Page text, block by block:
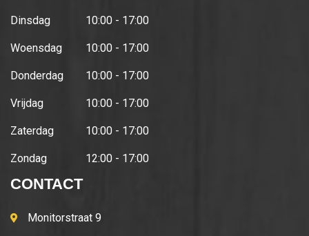
Dinsdag 10:00 - 17:00
Woensdag 10:00 - 17:00
Donderdag 10:00 - 17:00
Vrijdag 10:00 - 17:00
Zaterdag 10:00 - 17:00
Zondag 12:00 - 17:00
CONTACT
Monitorstraat 9